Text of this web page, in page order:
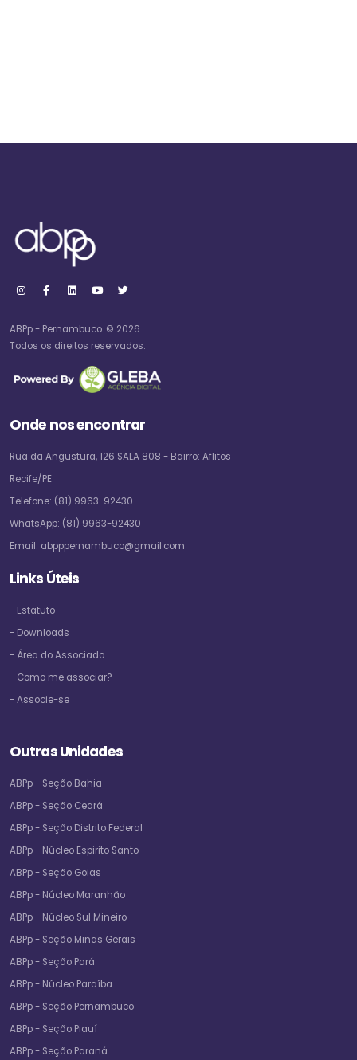
ABPp - Pernambuco. © 2026.
Todos os direitos reservados.
Onde nos encontrar
Rua da Angustura, 126 SALA 808 - Bairro: Aflitos
Recife/PE
Telefone: (81) 9963-92430
WhatsApp: (81) 9963-92430
Email: abpppernambuco@gmail.com
Links Úteis
- Estatuto
- Downloads
- Área do Associado
- Como me associar?
- Associe-se
Outras Unidades
ABPp - Seção Bahia
ABPp - Seção Ceará
ABPp - Seção Distrito Federal
ABPp - Núcleo Espirito Santo
ABPp - Seção Goias
ABPp - Núcleo Maranhão
ABPp - Núcleo Sul Mineiro
ABPp - Seção Minas Gerais
ABPp - Seção Pará
ABPp - Núcleo Paraíba
ABPp - Seção Pernambuco
ABPp - Seção Piauí
ABPp - Seção Paraná